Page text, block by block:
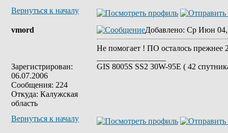
Вернуться к началу
vmord
Зарегистрирован:
06.07.2006
Сообщения: 224
Откуда: Калужская
область
Добавлено: Ср Июн 04,
Не помогает ! ПО осталось прежнее
GIS 8005S SS2 30W-95E ( 42
Вернуться к началу